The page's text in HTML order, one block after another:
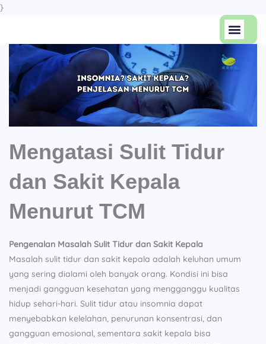
}Skip
Mengatasi Sulit Tidur
dan Sakit Kepala
Menurut TCM
Pengenalan Masalah Sulit Tidur dan Sakit Kepala
Masalah sulit tidur dan sakit kepala adalah keluhan umum
yang sering dialami oleh banyak orang. Kondisi ini bisa
menjadi gangguan kesehatan yang mengganggu kualitas
hidup sehari-hari. Sulit tidur atau insomnia dapat
menyebabkan kelelahan, penurunan konsentrasi, dan
gangguan emosional, sementara sakit kepala bisa